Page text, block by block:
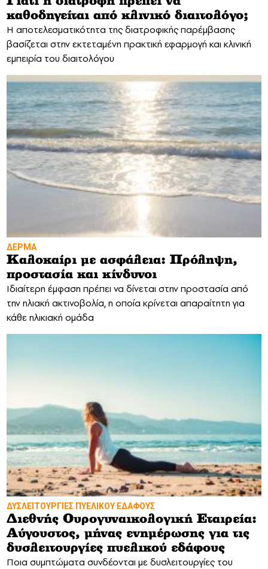
καθοδηγείται από κλινικό διαιτολόγο;
Η αποτελεσματικότητα της διατροφικής παρέμβασης
βασίζεται στην εκτεταμένη πρακτική εφαρμογή και κλινική
εμπειρία του διαιτολόγου
ΔΕΡΜΑ
Καλοκαίρι με ασφάλεια: Πρόληψη,
προστασία και κίνδυνοι
Ιδιαίτερη έμφαση πρέπει να δίνεται στην προστασία από
την ηλιακή ακτινοβολία, η οποία κρίνεται απαραίτητη για
κάθε ηλικιακή ομάδα
ΔΥΣΛΕΙΤΟΥΡΓΙΕΣ ΠΥΕΛΙΚΟΥ ΕΔΑΦΟΥΣ
Διεθνής Ουρογυναικολογική Εταιρεία:
Αύγουστος, μήνας ενημέρωσης για τις
δυσλειτουργίες πυελικού εδάφους
Ποια συμπτώματα συνδέονται με δυσλειτουργίες του